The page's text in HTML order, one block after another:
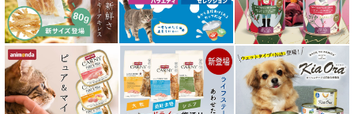
素材そのまま
アイファクトリーおやつ
アタスキャット Aatas Cat